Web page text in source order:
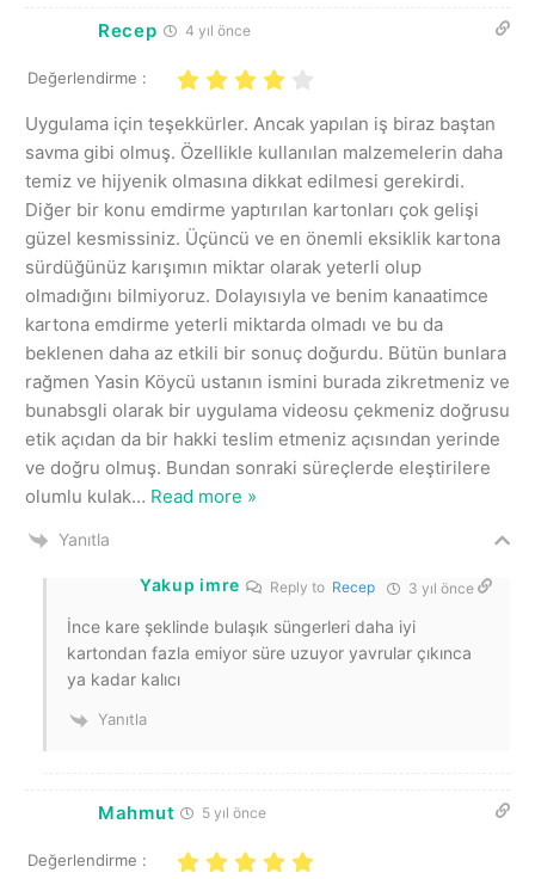
Recep 4 yıl önce
Değerlendirme :
Uygulama için teşekkürler. Ancak yapılan iş biraz baştan
savma gibi olmuş. Özellikle kullanılan malzemelerin daha
temiz ve hijyenik olmasına dikkat edilmesi gerekirdi.
Diğer bir konu emdirme yaptırılan kartonları çok gelişi
güzel kesmissiniz. Üçüncü ve en önemli eksiklik kartona
sürdüğünüz karışımın miktar olarak yeterli olup
olmadığını bilmiyoruz. Dolayısıyla ve benim kanaatimce
kartona emdirme yeterli miktarda olmadı ve bu da
beklenen daha az etkili bir sonuç doğurdu. Bütün bunlara
rağmen Yasin Köycü ustanın ismini burada zikretmeniz ve
bunabsgli olarak bir uygulama videosu çekmeniz doğrusu
etik açıdan da bir hakki teslim etmeniz açısından yerinde
ve doğru olmuş. Bundan sonraki süreçlerde eleştirilere
olumlu kulak… Read more »
Yanıtla
Yakup imre Reply to Recep 3 yıl önce
İnce kare şeklinde bulaşık süngerleri daha iyi
kartondan fazla emiyor süre uzuyor yavrular çıkınca
ya kadar kalıcı
Yanıtla
Mahmut 5 yıl önce
Değerlendirme :